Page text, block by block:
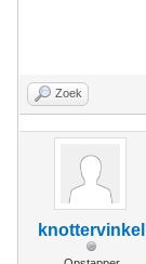
Zoek
knottervinkel